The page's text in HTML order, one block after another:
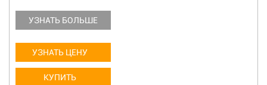
УЗНАТЬ БОЛЬШЕ
УЗНАТЬ ЦЕНУ
КУПИТЬ